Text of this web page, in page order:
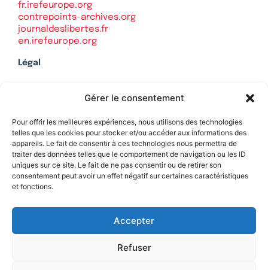
Gérer le consentement
Pour offrir les meilleures expériences, nous utilisons des technologies
telles que les cookies pour stocker et/ou accéder aux informations des
appareils. Le fait de consentir à ces technologies nous permettra de
traiter des données telles que le comportement de navigation ou les ID
uniques sur ce site. Le fait de ne pas consentir ou de retirer son
consentement peut avoir un effet négatif sur certaines caractéristiques
et fonctions.
Accepter
Refuser
fr.irefeurope.org
contrepoints-archives.org
journaldeslibertes.fr
en.irefeurope.org
Légal
Politique de confidentialité
Contact
Soutenez Contrepoints